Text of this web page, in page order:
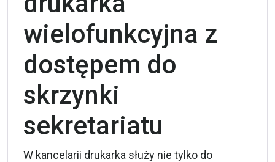
wielofunkcyjna z
dostępem do
skrzynki
sekretariatu
W kancelarii drukarka służy nie tylko do